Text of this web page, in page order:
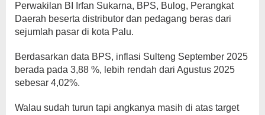
Perwakilan BI Irfan Sukarna, BPS, Bulog, Perangkat
Daerah beserta distributor dan pedagang beras dari
sejumlah pasar di kota Palu.
Berdasarkan data BPS, inflasi Sulteng September 2025
berada pada 3,88 %, lebih rendah dari Agustus 2025
sebesar 4,02%.
Walau sudah turun tapi angkanya masih di atas target